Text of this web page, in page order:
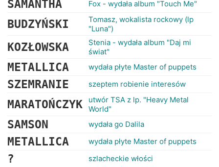
SAMANTHA Fox - wydała album "Touch Me"
BUDZYŃSKI
Tomasz, wokalista rockowy (lp
"Luna")
KOZŁOWSKA
Stenia - wydała album "Daj mi
świat"
METALLICA wydała płyte Master of puppets
SZEMRANIE szeptem robienie interesów
MARATOŃCZYK
utwór TSA z lp. "Heavy Metal
World"
SAMSON wydała go Dalila
METALLICA wydała płyte Master of puppets
? szlacheckie włości